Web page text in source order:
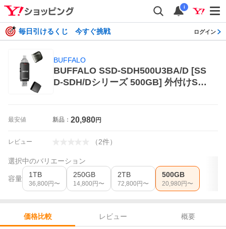
i
毎日引けるくじ 今すぐ挑戦 ログイン
BUFFALO
BUFFALO SSD-SDH500U3BA/D [SS
D-SDH/Dシリーズ 500GB] 外付けSS
最安値 新品： 20,980円
レビュー （2件）
選択中のバリエーション
容量 1TB
36,800 円〜
250GB
14,800 円〜
2TB
72,800 円〜
500GB
20,980 円〜
価格比較 レビュー
概要